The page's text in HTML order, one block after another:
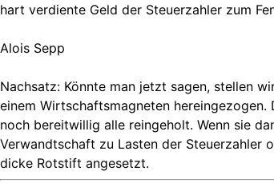
hart verdiente Geld der Steuerzahler zum
Alois Sepp
Nachsatz: Könnte man jetzt sagen, stellen
einem Wirtschaftsmagneten
noch bereitwillig alle reingeholt. Wenn sie
Verwandtschaft zu Lasten der Steuerzahler
dicke Rotstift angesetzt.